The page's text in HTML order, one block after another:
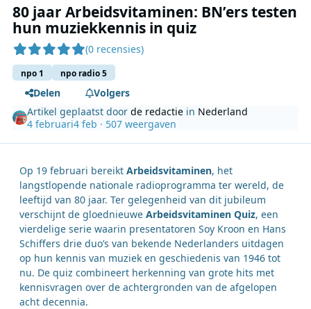
80 jaar Arbeidsvitaminen: BN’ers testen
hun muziekkennis in quiz
(0 recensies)
npo 1 npo radio 5
Delen
Volgers
Artikel geplaatst doorde redactie in Nederland
4 februari4 feb · 507 weergaven
Op 19 februari bereikt Arbeidsvitaminen, het
langstlopende nationale radioprogramma ter wereld, de
leeftijd van 80 jaar. Ter gelegenheid van dit jubileum
verschijnt de gloednieuwe Arbeidsvitaminen Quiz, een
vierdelige serie waarin presentatoren Soy Kroon en Hans
Schiffers drie duo’s van bekende Nederlanders uitdagen
op hun kennis van muziek en geschiedenis van 1946 tot
nu. De quiz combineert herkenning van grote hits met
kennisvragen over de achtergronden van de afgelopen
acht decennia.